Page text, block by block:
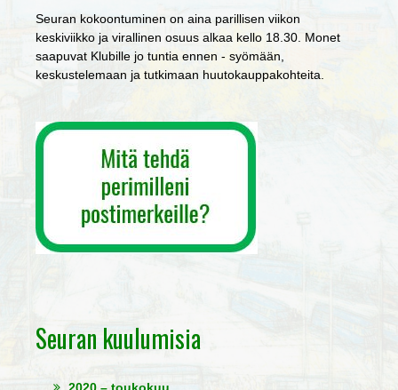
Seuran kokoontuminen on aina parillisen viikon
keskiviikko ja virallinen osuus alkaa kello 18.30. Monet
saapuvat Klubille jo tuntia ennen - syömään,
keskustelemaan ja tutkimaan huutokauppakohteita.
Seuran kuulumisia